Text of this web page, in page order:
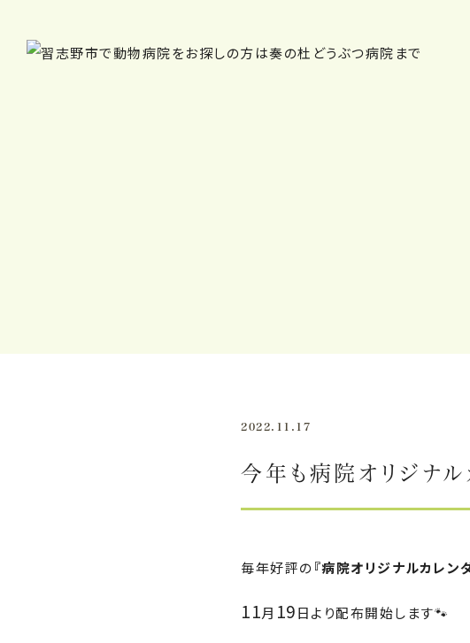
2022.11.17
今年も病院オリジナ
毎年好評の『病院オリジナルカレン
11月 19日より配布開始します🐾